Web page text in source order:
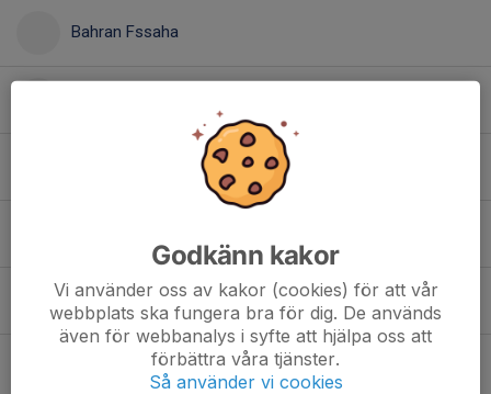
Bahran Fssaha
Gustav Persson
Henry Hultstein
Godkänn kakor
Vi använder oss av kakor (cookies) för att vår
webbplats ska fungera bra för dig. De används
även för webbanalys i syfte att hjälpa oss att
förbättra våra tjänster.
Så använder vi cookies